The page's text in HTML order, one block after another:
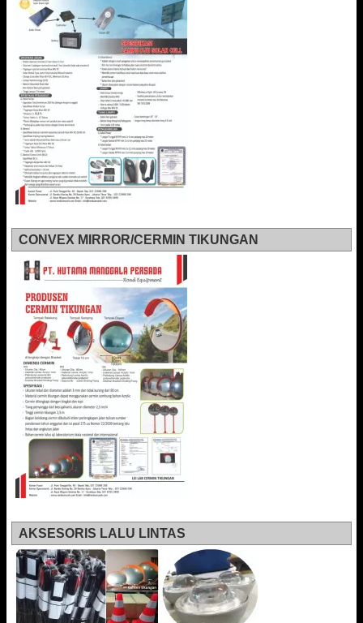
CONVEX MIRROR/CERMIN TIKUNGAN
AKSESORIS LALU LINTAS